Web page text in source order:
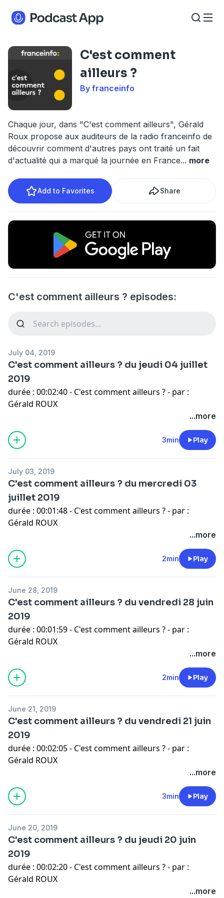
C'est comment
ailleurs ?
By franceinfo
Chaque jour, dans "C'est comment ailleurs", Gérald
Roux propose aux auditeurs de la radio franceinfo de
découvrir comment d'autres pays ont traité un fait
d'actualité qui a marqué la journée en France... more
Add to Favorites Share
C'est comment ailleurs ? episodes:
July 04, 2019
C'est comment ailleurs ? du jeudi 04 juillet
2019
durée : 00:02:40 - C'est comment ailleurs ? - par :
Gérald ROUX
...more
3min Play
July 03, 2019
C'est comment ailleurs ? du mercredi 03
juillet 2019
durée : 00:01:48 - C'est comment ailleurs ? - par :
Gérald ROUX
...more
2min Play
June 28, 2019
C'est comment ailleurs ? du vendredi 28 juin
2019
durée : 00:01:59 - C'est comment ailleurs ? - par :
Gérald ROUX
...more
2min Play
June 21, 2019
C'est comment ailleurs ? du vendredi 21 juin
2019
durée : 00:02:05 - C'est comment ailleurs ? - par :
Gérald ROUX
...more
3min Play
June 20, 2019
C'est comment ailleurs ? du jeudi 20 juin
2019
durée : 00:02:20 - C'est comment ailleurs ? - par :
Gérald ROUX
...more